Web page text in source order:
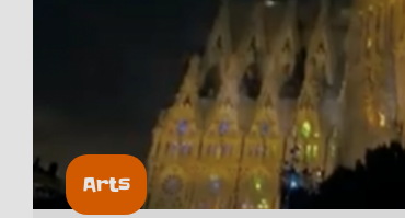
Arts